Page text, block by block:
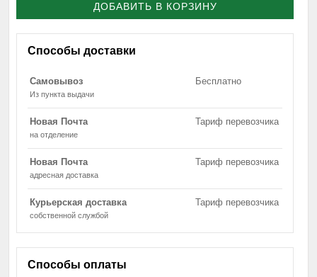
ДОБАВИТЬ В КОРЗИНУ
Способы доставки
Самовывоз
Из пункта выдачи
Бесплатно
Новая Почта
на отделение
Тариф перевозчика
Новая Почта
адресная доставка
Тариф перевозчика
Курьерская доставка
собственной службой
Тариф перевозчика
Способы оплаты